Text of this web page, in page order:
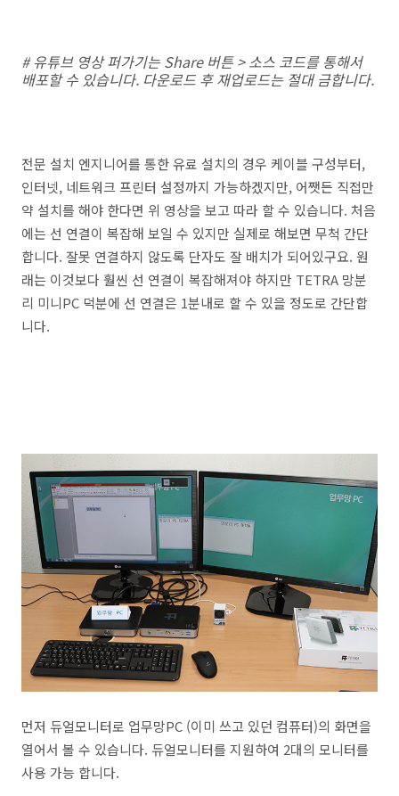
# 유튜브 영상 퍼가기는 Share 버튼 > 소스 코드를 통해서
배포할 수 있습니다. 다운로드 후 재업로드는 절대 금합니다.
전문 설치 엔지니어를 통한 유료 설치의 경우 케이블 구성부터,
인터넷, 네트워크 프린터 설정까지 가능하겠지만, 어쨋든 직접만
약 설치를 해야 한다면 위 영상을 보고 따라 할 수 있습니다. 처음
에는 선 연결이 복잡해 보일 수 있지만 실제로 해보면 무척 간단
합니다. 잘못 연결하지 않도록 단자도 잘 배치가 되어있구요. 원
래는 이것보다 훨씬 선 연결이 복잡해져야 하지만 TETRA 망분
리 미니PC 덕분에 선 연결은 1분내로 할 수 있을 정도로 간단합
니다.
먼저 듀얼모니터로 업무망PC (이미 쓰고 있던 컴퓨터)의 화면을
열어서 볼 수 있습니다. 듀얼모니터를 지원하여 2대의 모니터를
사용 가능 합니다.